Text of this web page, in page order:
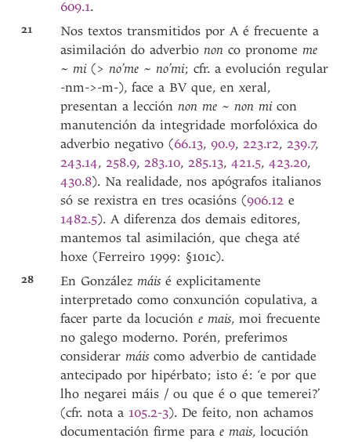
609.1.
21
Nos textos transmitidos por A é frecuente a
asimilación do adverbionon co pronomeme
~ mi(>no’me ~ no’mi; cfr. a evolución regular
-nm->-m-), face a BV que, en xeral,
presentan a lecciónnon me ~non micon
manutención da integridade morfolóxica do
adverbio negativo (66.13,90.9, 223.r2, 239.7,
243.14, 258.9, 283.10, 285.13,421.5,423.20,
430.8). Na realidade, nos apógrafos italianos
só se rexistra en tres ocasións (906.12 e
1482.5). A diferenza dos demais editores,
mantemos tal asimilación, que chega até
hoxe (Ferreiro 1999: §101c).
28 En Gonzálezmáisé explicitamente
interpretado como conxunción copulativa, a
facer parte da locucióne mais, moi frecuente
no galego moderno. Porén, preferimos
considerarmáiscomo adverbio de cantidade
antecipado por hipérbato; isto é: ‘e por que
lho negarei máis / ou que é o que temerei?’
(cfr. nota a 105.2-3). De feito, non achamos
documentación firme parae mais, locución